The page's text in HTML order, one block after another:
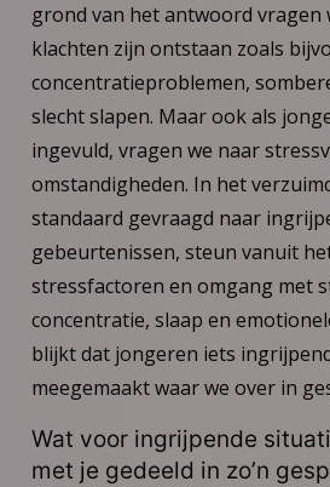
grond van het antwoord vragen
klachten zijn ontstaan zoals
concentratieproblemen,
slecht slapen. Maar ook als
ingevuld, vragen we naar
omstandigheden. In het
standaard gevraagd naar
gebeurtenissen, steun vanuit
stressfactoren en omgang met
concentratie, slaap en
blijkt dat jongeren iets
meegemaakt waar we over in
Wat voor ingrijpende
met je gedeeld in zo’n